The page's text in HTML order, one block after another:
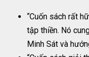
“Cuốn sách rất
tập thiền. Nó
Minh Sát và